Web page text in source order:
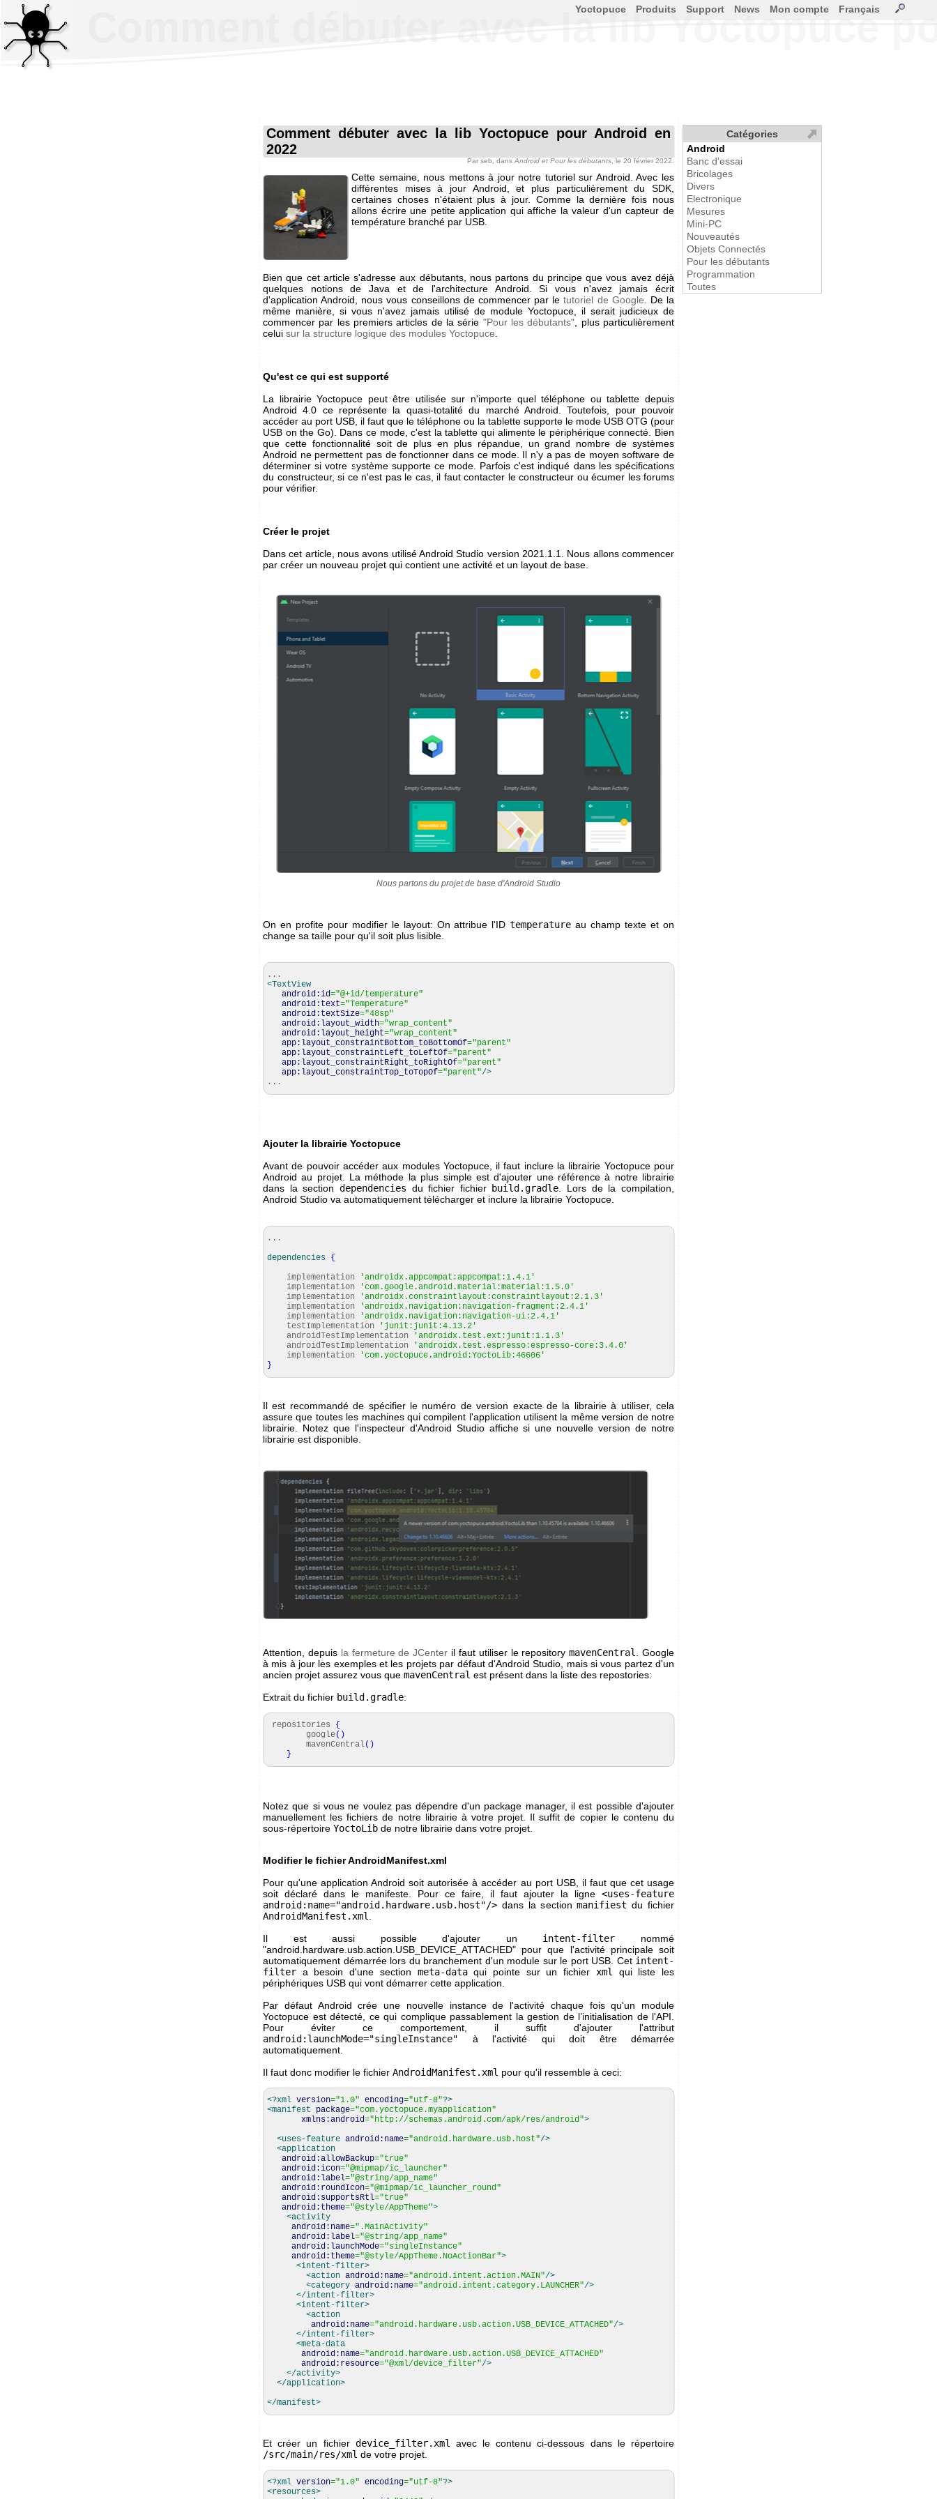
Comment débuter avec la lib Yoctopuce
Comment débuter avec la lib Yoctopuce pour Android en
2022
Par seb , dans Android et Pour les débutants , le 20 février 2022.
Cette semaine, nous mettons à jour notre tutoriel sur Android. Avec les
différentes mises à jour Android, et plus particulièrement du SDK,
certaines choses n'étaient plus à jour. Comme la dernière fois nous
allons écrire une petite application qui affiche la valeur d'un capteur de
température branché par USB.
Bien que cet article s'adresse aux débutants, nous partons du principe que vous avez déjà
quelques notions de Java et de l'architecture Android. Si vous n'avez jamais écrit
d'application Android, nous vous conseillons de commencer par letutoriel de Google . De la
même manière, si vous n'avez jamais utilisé de module Yoctopuce, il serait judicieux de
commencer par les premiers articles de la série "Pour les débutants" , plus particulièrement
celui sur la structure logique des modules Yoctopuce
Qu'est ce qui est supporté
La librairie Yoctopuce peut être utilisée sur n'importe quel téléphone ou tablette depuis
Android 4.0 ce représente la quasi-totalité du marché Android. Toutefois, pour pouvoir
accéder au port USB, il faut que le téléphone ou la tablette supporte le mode USB OTG (pour
USB on the Go). Dans ce mode, c'est la tablette qui alimente le périphérique connecté. Bien
que cette fonctionnalité soit de plus en plus répandue, un grand nombre de systèmes
Android ne permettent pas de fonctionner dans ce mode. Il n'y a pas de moyen software de
déterminer si votre système supporte ce mode. Parfois c'est indiqué dans les spécifications
du constructeur, si ce n'est pas le cas, il faut contacter le constructeur ou écumer les forums
pour vérifier.
Créer le projet
Dans cet article, nous avons utilisé Android Studio version 2021.1.1. Nous allons commencer
par créer un nouveau projet qui contient une activité et un layout de base.
Nous partons du projet de base d'Android Studio
On en profite pour modifier le layout: On attribue l'IDtemperature au champ texte et on
change sa taille pour qu'il soit plus lisible.
...
<TextView
android:id="@+id/temperature"
android:text="Temperature"
android:textSize="48sp"
android:layout_width="wrap_content"
android:layout_height="wrap_content"
app:layout_constraintBottom_toBottomOf="parent"
app:layout_constraintLeft_toLeftOf="parent"
app:layout_constraintRight_toRightOf="parent"
app:layout_constraintTop_toTopOf="parent"/>
...
Ajouter la librairie Yoctopuce
Avant de pouvoir accéder aux modules Yoctopuce, il faut inclure la librairie Yoctopuce pour
Android au projet. La méthode la plus simple est d'ajouter une référence à notre librairie
dans la section dependencies du fichier fichier build.gradle . Lors de la compilation,
Android Studio va automatiquement télécharger et inclure la librairie Yoctopuce.
...
dependencies {
implementation
'androidx.appcompat:appcompat:1.4.1'
implementation
'com.google.android.material:material:1.5.0'
implementation
'androidx.constraintlayout:constraintlayout:2.1.3'
implementation
'androidx.navigation:navigation-fragment:2.4.1'
implementation
'androidx.navigation:navigation-ui:2.4.1'
testImplementation
'junit:junit:4.13.2'
androidTestImplementation
'androidx.test.ext:junit:1.1.3'
androidTestImplementation
'androidx.test.espresso:espresso-core:3.4.0'
implementation
'com.yoctopuce.android:YoctoLib:46606'
}
Il est recommandé de spécifier le numéro de version exacte de la librairie à utiliser, cela
assure que toutes les machines qui compilent l'application utilisent la même version de notre
librairie. Notez que l'inspecteur d'Android Studio affiche si une nouvelle version de notre
librairie est disponible.
Attention, depuis la fermeture de JCenter il faut utiliser le repositorymavenCentral
. Google
à mis à jour les exemples et les projets par défaut d'Android Studio, mais si vous partez d'un
ancien projet assurez vous que mavenCentral est présent dans la liste des repostories:
Extrait du fichier build.gradle:
repositories {
google( )
mavenCentral( )
}
Notez que si vous ne voulez pas dépendre d'un package manager, il est possible d'ajouter
manuellement les fichiers de notre librairie à votre projet. Il suffit de copier le contenu du
sous-répertoire YoctoLib de notre librairie dans votre projet.
Modifier le fichier AndroidManifest.xml
Pour qu'une application Android soit autorisée à accéder au port USB, il faut que cet usage
soit déclaré dans le manifeste. Pour ce faire, il faut ajouter la ligne <uses-feature
android:name="android.hardware.usb.host"/> dans la sectionmanifiest du fichier
AndroidManifest.xml
Il est aussi possible d'ajouter un intent-filter nommé
"android.hardware.usb.action.USB_DEVICE_ATTACHED" pour que l'activité principale soit
automatiquement démarrée lors du branchement d'un module sur le port USB. Cet intent-
filter a besoin d'une section meta-dataqui pointe sur un fichier xml
qui liste les
périphériques USB qui vont démarrer cette application.
Par défaut Android crée une nouvelle instance de l'activité chaque fois qu'un module
Yoctopuce est détecté, ce qui complique passablement la gestion de l’initialisation de l'API.
Pour éviter ce comportement, il suffit d'ajouter l'attribut
android:launchMode="singleInstance" à l'activité qui doit être démarrée
automatiquement.
Il faut donc modifier le fichier AndroidManifest.xml pour qu'il ressemble à ceci:
<?xml version="1.0" encoding="utf-8"?>
<manifest
package="com.yoctopuce.myapplication"
xmlns:android="http://schemas.android.com/apk/res/android">
<uses-feature android:name="android.hardware.usb.host"/>
<application
android:allowBackup="true"
android:icon="@mipmap/ic_launcher"
android:label="@string/app_name"
android:roundIcon="@mipmap/ic_launcher_round"
android:supportsRtl="true"
android:theme="@style/AppTheme">
<activity
android:name=".MainActivity"
android:label="@string/app_name"
android:launchMode="singleInstance"
android:theme="@style/AppTheme.NoActionBar">
<intent-filter>
<action android:name="android.intent.action.MAIN"/>
<category android:name="android.intent.category.LAUNCHER"/>
</intent-filter>
<intent-filter>
<action
android:name="android.hardware.usb.action.USB_DEVICE_ATTACHED"/>
</intent-filter>
<meta-data
android:name="android.hardware.usb.action.USB_DEVICE_ATTACHED"
android:resource="@xml/device_filter"/>
</activity>
</application>
</manifest>
Et créer un fichier device_filter.xml
avec le contenu ci-dessous dans le répertoire
/src/main/res/xml de votre projet.
<?xml version="1.0" encoding="utf-8"?>
<resources>
Yoctopuce Produits Support News Mon compte Français
Catégories
Android
Banc d'essai
Bricolages
Divers
Electronique
Mesures
Mini-PC
Nouveautés
Objets Connectés
Pour les débutants
Programmation
Toutes